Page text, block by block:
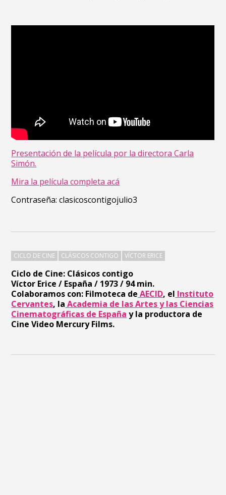
Ciclo de Cine: Clásicos contigo
Víctor Erice / España / 1973 / 94 min.
Colaboramos con: Filmoteca de AECID, el Instituto
Cervantes, la Academia de las Artes y las Ciencias
Cinematográficas de España y la productora de
Cine Video Mercury Films.
Presentación de la película por la directora Carla
Simón.
Mira la película completa acá
Contraseña: clasicoscontigojulio3
CICLO DE CINE CLÁSICOS CONTIGO VÍCTOR ERICE